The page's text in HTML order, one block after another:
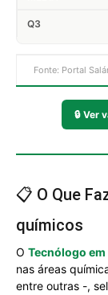
Fonte: Portal
🔒 Ver
📋 O Que
químicos
O Tecnólogo
nas áreas
entre outras -,